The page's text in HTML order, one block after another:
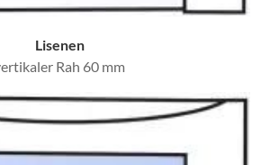
Lisenen
Rah 60 mm